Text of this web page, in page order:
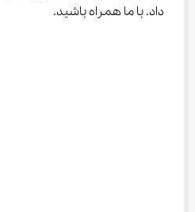
داد. با ما همراه باشید.